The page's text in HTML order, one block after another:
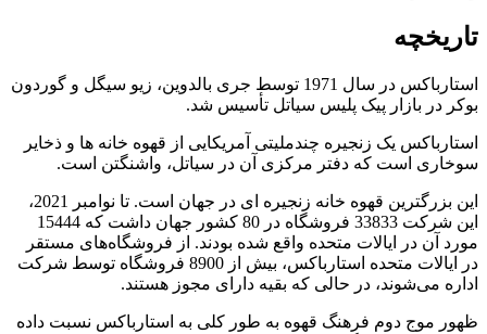
تاریخچه
استارباکس در سال 1971 توسط جری بالدوین، زیو سیگل و گوردون
بوکر در بازار پیک پلیس سیاتل تأسیس شد.
استارباکس یک زنجیره چندملیتی آمریکایی از قهوه خانه ها و ذخایر
سوخاری است که دفتر مرکزی آن در سیاتل، واشنگتن است.
این بزرگترین قهوه خانه زنجیره ای در جهان است. تا نوامبر 2021،
این شرکت 33833 فروشگاه در 80 کشور جهان داشت که 15444
مورد آن در ایالات متحده واقع شده بودند. از فروشگاه‌های مستقر
در ایالات متحده استارباکس، بیش از 8900 فروشگاه توسط شرکت
اداره می‌شوند، در حالی که بقیه دارای مجوز هستند.
ظهور موج دوم فرهنگ قهوه به طور کلی به استارباکس نسبت داده